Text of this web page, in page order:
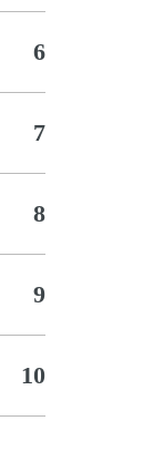
6
7
8
9
10